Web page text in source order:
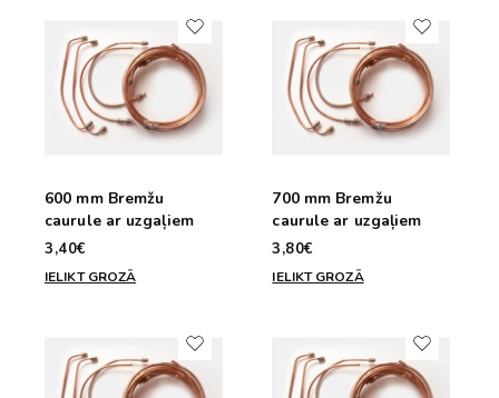
600 mm Bremžu
caurule ar uzgaļiem
3,40€
IELIKT GROZĀ
700 mm Bremžu
caurule ar uzgaļiem
3,80€
IELIKT GROZĀ